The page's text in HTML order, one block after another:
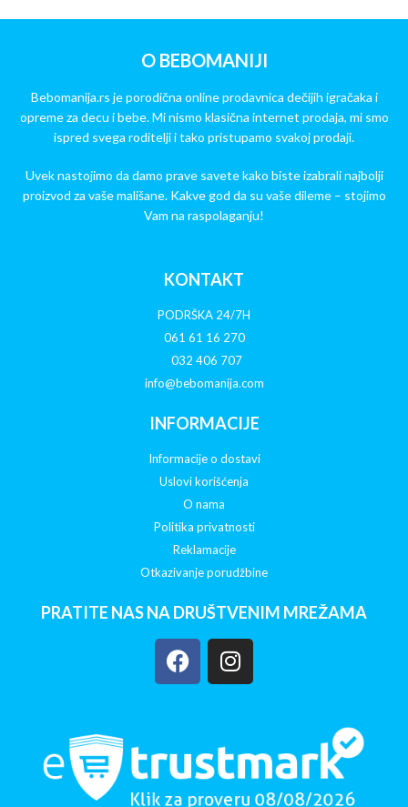
O BEBOMANIJI
Bebomanija.rs je porodična online prodavnica dečijih igračaka i
opreme za decu i bebe. Mi nismo klasična internet prodaja, mi smo
ispred svega roditelji i tako pristupamo svakoj prodaji.
Uvek nastojimo da damo prave savete kako biste izabrali najbolji
proizvod za vaše mališane. Kakve god da su vaše dileme – stojimo
Vam na raspolaganju!
KONTAKT
PODRŠKA 24/7H
061 61 16 270
032 406 707
info@bebomanija.com
INFORMACIJE
Informacije o dostavi
Uslovi korišćenja
O nama
Politika privatnosti
Reklamacije
Otkazivanje porudžbine
PRATITE NAS NA DRUŠTVENIM MREŽAMA